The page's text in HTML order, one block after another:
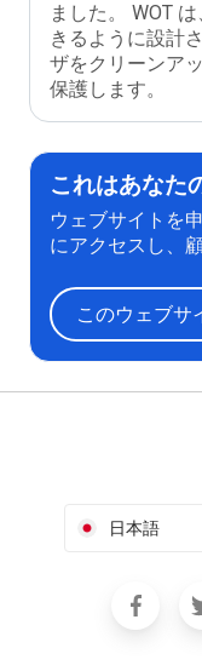
ました。 WOT
きるように設計
ザをクリーンア
保護します。
これはあなた
ウェブサイトを
にアクセスし、
このウェブサ
日本語